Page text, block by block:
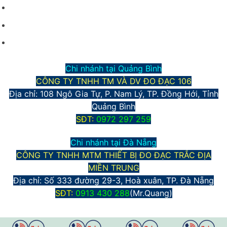
Chi nhánh tại Quảng Bình
CÔNG TY TNHH TM VÀ DV ĐO ĐẠC 106
Địa chỉ: 108 Ngô Gia Tự, P. Nam Lý, TP. Đồng Hới, Tỉnh
Quảng Bình
SĐT: 0972 297 259
Chi nhánh tại Đà Nẵng
CÔNG TY TNHH MTM THIẾT BỊ ĐO ĐẠC TRẮC ĐỊA
MIỀN TRUNG
Địa chỉ: Số 333 đường 29-3, Hoà xuân, TP. Đà Nẵng
SĐT: 0913 430 288(Mr.Quang)